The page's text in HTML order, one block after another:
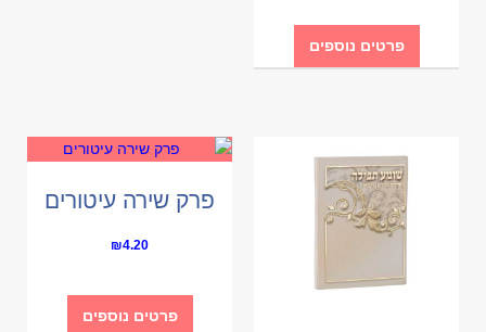
פרטים נוספים
פרק שירה עיטורים
₪4.20
פרטים נוספים